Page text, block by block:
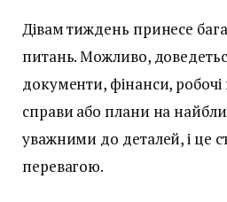
Дівам тиждень принесе
питань. Можливо,
документи, фінанси, робочі
справи або плани на
уважними до деталей, і це
перевагою.